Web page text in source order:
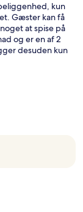
kun
Gæster kan få
at spise på
og er en af 2
desuden kun
og hjælpsomme
væk: Princes